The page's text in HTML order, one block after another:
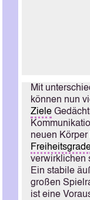
Mit
können nun
Ziele
neuen
verwirklichen
Ein stabile
großen
ist eine